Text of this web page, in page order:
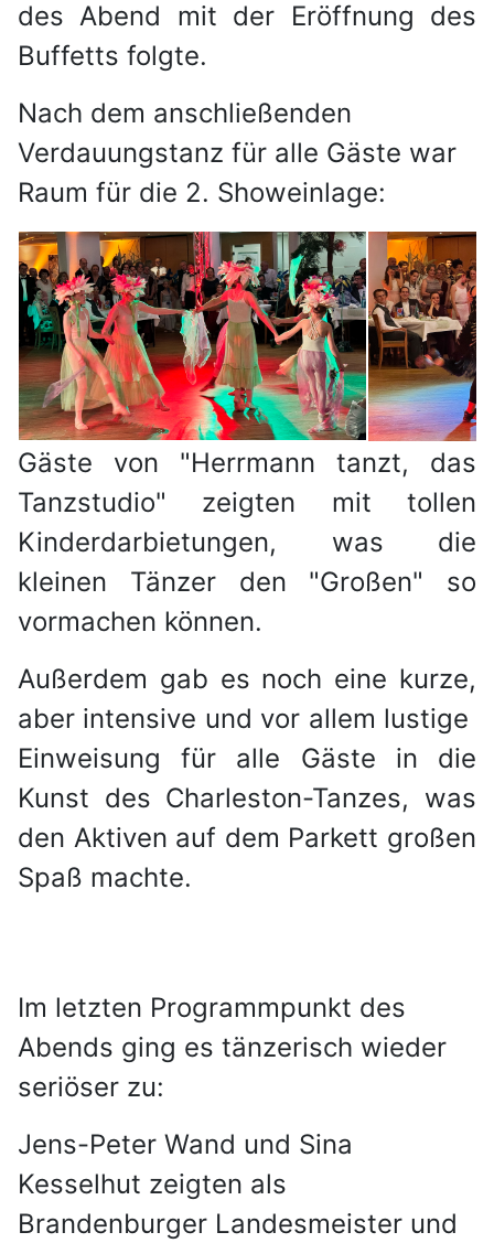
des Abend mit der Eröffnung des
Buffetts folgte.
Nach dem anschließenden
Verdauungstanz für alle Gäste war
Raum für die 2. Showeinlage:
Gäste von "Herrmann tanzt, das
Tanzstudio" zeigten mit tollen
Kinderdarbietungen, was die
kleinen Tänzer den "Großen" so
vormachen können.
Außerdem gab es noch eine kurze,
aber intensive und vor allem lustige
Einweisung für alle Gäste in die
Kunst des Charleston-Tanzes, was
den Aktiven auf dem Parkett großen
Spaß machte.
Im letzten Programmpunkt des
Abends ging es tänzerisch wieder
seriöser zu:
Jens-Peter Wand und Sina
Kesselhut zeigten als
Brandenburger Landesmeister und